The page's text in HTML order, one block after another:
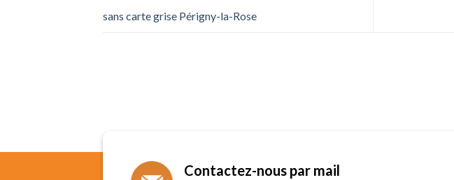
sans carte grise Périgny-la-Rose
Contactez-nous par mail